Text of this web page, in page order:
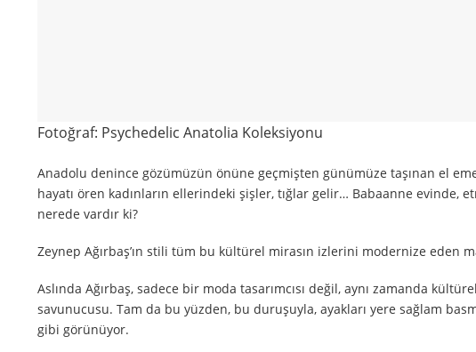
Fotoğraf: Psychedelic Anatolia Koleksiyonu
Anadolu denince gözümüzün önüne geçmişten günümüze taşınan el
hayatı ören kadınların ellerindeki şişler, tığlar gelir… Babaanne evinde,
nerede vardır ki?
Zeynep Ağırbaş’ın stili tüm bu kültürel mirasın izlerini modernize eden
Aslında Ağırbaş, sadece bir moda tasarımcısı değil, aynı zamanda
savunucusu. Tam da bu yüzden, bu duruşuyla, ayakları yere sağlam
gibi görünüyor.